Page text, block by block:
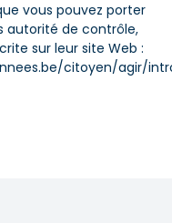
vous pouvez porter
autorité de contrôle,
sur leur site Web :
citoyen/agir/